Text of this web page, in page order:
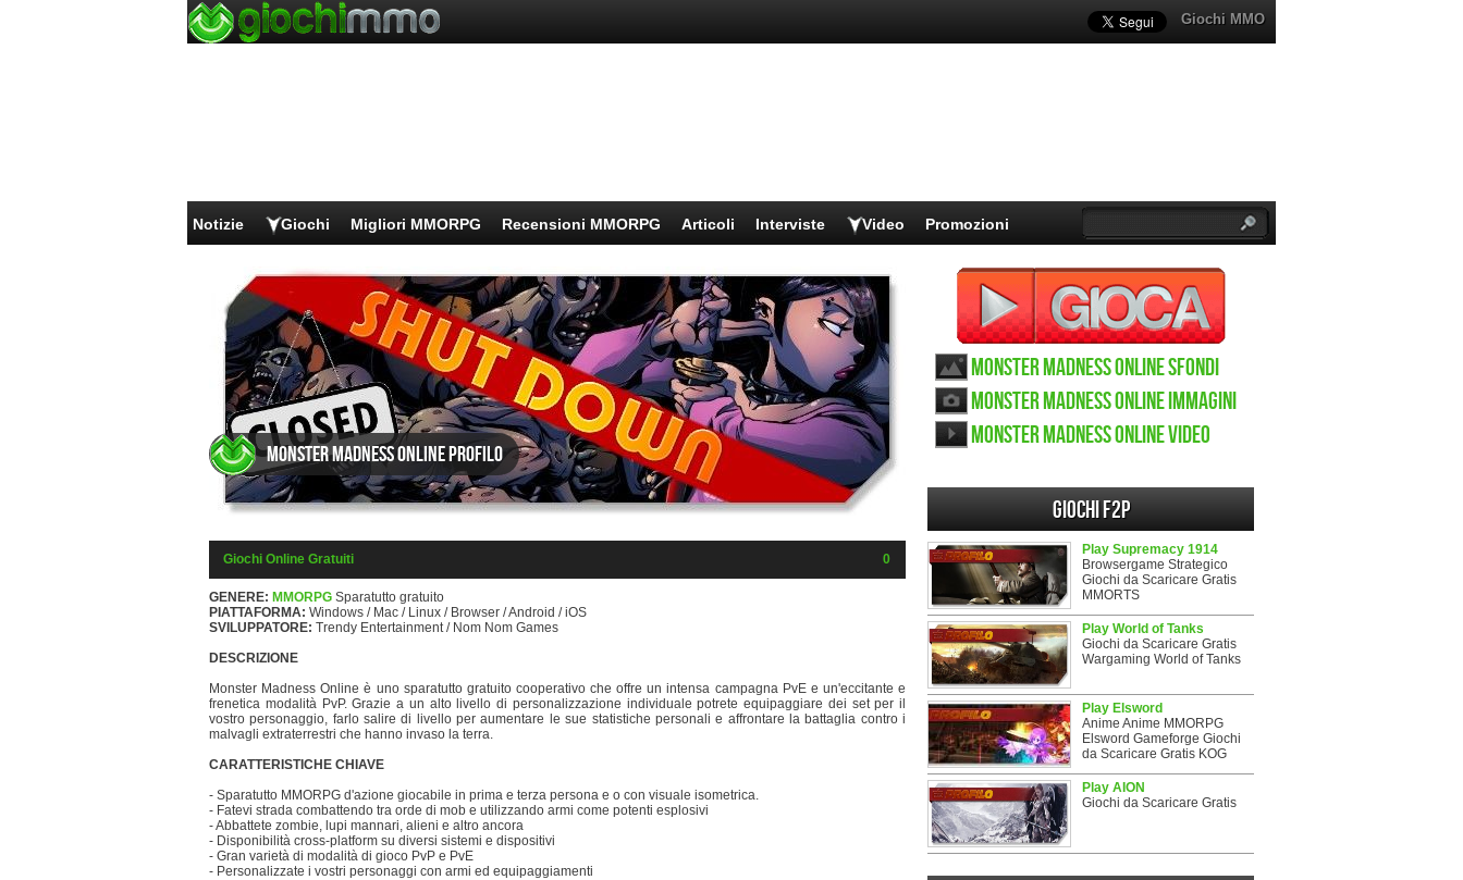
Giochi MMO
Notizie Giochi Migliori MMORPG Recensioni MMORPG Articoli Interviste Video Promozioni
Monster Madness Online Profilo
Giochi Online Gratuiti 0
GENERE: MMORPG Sparatutto gratuito
PIATTAFORMA: Windows / Mac / Linux / Browser / Android / iOS
SVILUPPATORE: Trendy Entertainment / Nom Nom Games
DESCRIZIONE
Monster Madness Online è uno sparatutto gratuito cooperativo che offre un intensa campagna PvE e un'eccitante e
frenetica modalità PvP. Grazie a un alto livello di personalizzazione individuale potrete equipaggiare dei set per il
vostro personaggio, farlo salire di livello per aumentare le sue statistiche personali e affrontare la battaglia contro i
malvagli extraterrestri che hanno invaso la terra.
CARATTERISTICHE CHIAVE
- Sparatutto MMORPG d'azione giocabile in prima e terza persona e o con visuale isometrica.
- Fatevi strada combattendo tra orde di mob e utilizzando armi come potenti esplosivi
- Abbattete zombie, lupi mannari, alieni e altro ancora
- Disponibilità cross-platform su diversi sistemi e dispositivi
- Gran varietà di modalità di gioco PvP e PvE
- Personalizzate i vostri personaggi con armi ed equipaggiamenti
Monster Madness Online sfondi
Monster Madness Online immagini
Monster Madness Online video
Giochi F2P
Play Supremacy 1914
Browsergame Strategico
Giochi da Scaricare Gratis
MMORTS
Play World of Tanks
Giochi da Scaricare Gratis
Wargaming World of Tanks
Play Elsword
Anime Anime MMORPG
Elsword Gameforge Giochi
da Scaricare Gratis KOG
Play AION
Giochi da Scaricare Gratis